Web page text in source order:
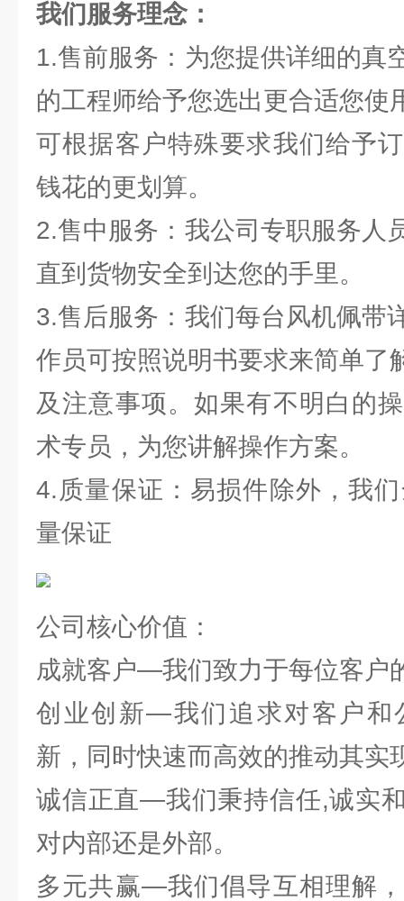
我们服务理念：
1.售前服务：为您提供详细的真
的工程师给予您选出更合适您使
可根据客户特殊要求我们给予
钱花的更划算。
2.售中服务：我公司专职服务人
直到货物安全到达您的手里。
3.售后服务：我们每台风机佩带
作员可按照说明书要求来简单了
及注意事项。如果有不明白的
术专员，为您讲解操作方案。
4.质量保证：易损件除外，我
量保证
公司核心价值：
成就客户—我们致力于每位客户
创业创新—我们追求对客户和
新，同时快速而高效的推动其实
诚信正直—我们秉持信任,诚实
对内部还是外部。
多元共赢—我们倡导互相理解